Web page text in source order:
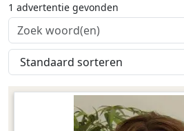
1 advertentie gevonden